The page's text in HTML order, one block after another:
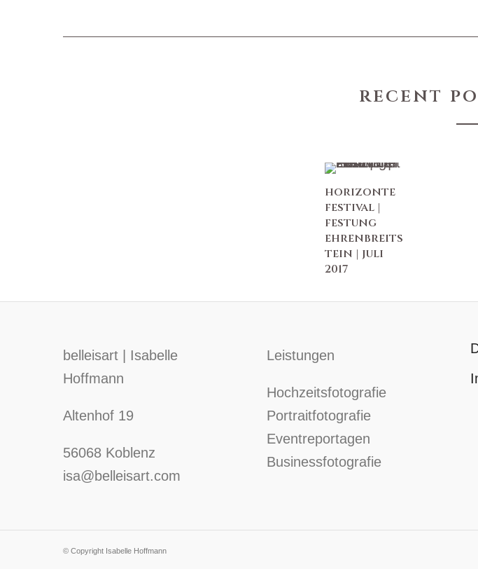
recent
horizonte
festival |
festung
ehrenbreits
tein | juli
2017
belleisart | Isabelle
Hoffmann
Altenhof 19
56068 Koblenz
isa@belleisart.com
Leistungen
Hochzeitsfotografie
Portraitfotografie
Eventreportagen
Businessfotografie
© Copyright Isabelle Hoffmann